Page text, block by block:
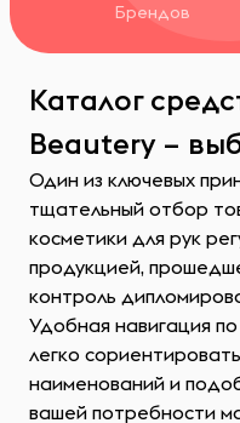
Брендов
Каталог
Beautery –
Один из ключевых
тщательный отбор
косметики для рук
продукцией,
контроль
Удобная навигация
легко
наименований и
вашей потребности